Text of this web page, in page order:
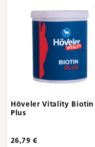
Höveler Vitality Biotin
Plus
26,79 €